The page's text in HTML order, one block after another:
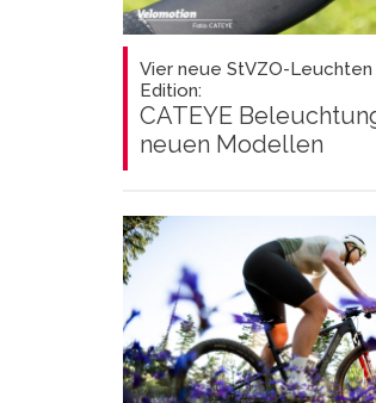
Vier neue StVZO-
Edition:
CATEYE
neuen Modellen